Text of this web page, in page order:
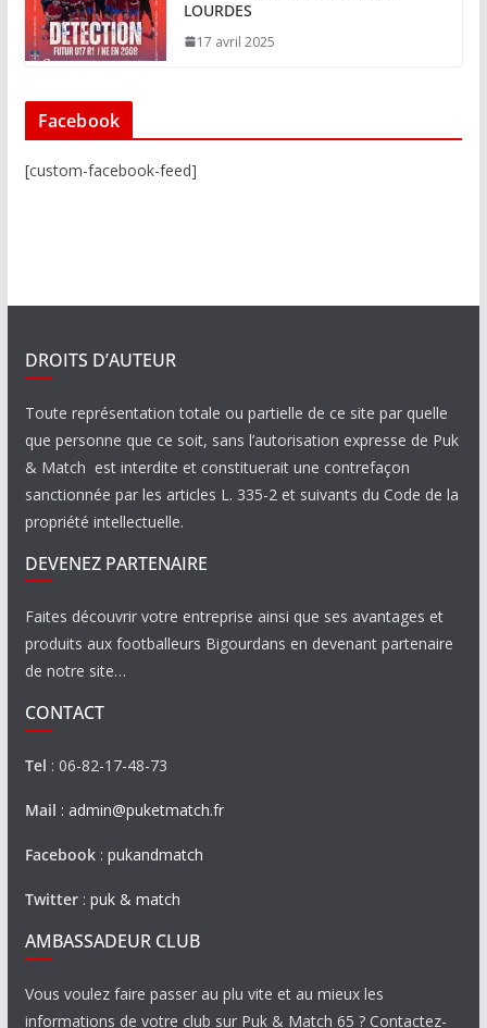
LOURDES
17 avril 2025
Facebook
[custom-facebook-feed]
DROITS D’AUTEUR
Toute représentation totale ou partielle de ce site par quelle
que personne que ce soit, sans l’autorisation expresse de Puk
& Match est interdite et constituerait une contrefaçon
sanctionnée par les articles L. 335-2 et suivants du Code de la
propriété intellectuelle.
DEVENEZ PARTENAIRE
Faites découvrir votre entreprise ainsi que ses avantages et
produits aux footballeurs Bigourdans en devenant partenaire
de notre site…
CONTACT
Tel : 06-82-17-48-73
Mail : admin@puketmatch.fr
Facebook: pukandmatch
Twitter: puk & match
AMBASSADEUR CLUB
Vous voulez faire passer au plu vite et au mieux les
informations de votre club sur Puk & Match 65 ? Contactez-